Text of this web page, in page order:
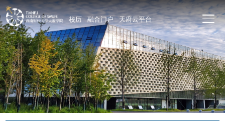
校历 融合门户 天府云平台